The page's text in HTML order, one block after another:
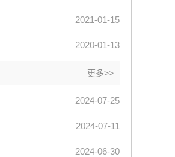
2021-01-15
2020-01-13
更多>>
2024-07-25
2024-07-11
2024-06-30